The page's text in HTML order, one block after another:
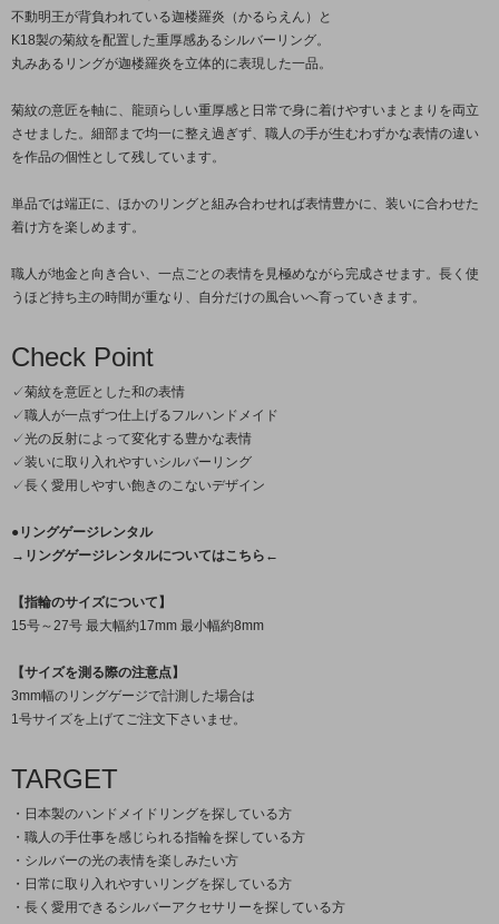
不動明王が背負われている迦楼羅炎（かるらえん）と
K18製の菊紋を配置した重厚感あるシルバーリング。
丸みあるリングが迦楼羅炎を立体的に表現した一品。
菊紋の意匠を軸に、龍頭らしい重厚感と日常で身に着けやすいまとまりを両立
させました。細部まで均一に整え過ぎず、職人の手が生むわずかな表情の違い
を作品の個性として残しています。
単品では端正に、ほかのリングと組み合わせれば表情豊かに、装いに合わせた
着け方を楽しめます。
職人が地金と向き合い、一点ごとの表情を見極めながら完成させます。長く使
うほど持ち主の時間が重なり、自分だけの風合いへ育っていきます。
Check Point
✓菊紋を意匠とした和の表情
✓職人が一点ずつ仕上げるフルハンドメイド
✓光の反射によって変化する豊かな表情
✓装いに取り入れやすいシルバーリング
✓長く愛用しやすい飽きのこないデザイン
●リングゲージレンタル
→リングゲージレンタルについてはこちら←
【指輪のサイズについて】
15号～27号 最大幅約17mm 最小幅約8mm
【サイズを測る際の注意点】
3mm幅のリングゲージで計測した場合は
1号サイズを上げてご注文下さいませ。
TARGET
・日本製のハンドメイドリングを探している方
・職人の手仕事を感じられる指輪を探している方
・シルバーの光の表情を楽しみたい方
・日常に取り入れやすいリングを探している方
・長く愛用できるシルバーアクセサリーを探している方